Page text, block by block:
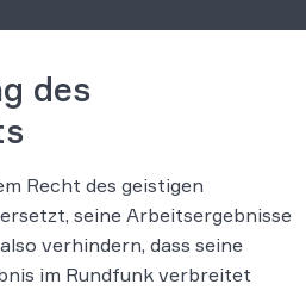
des
Recht des geistigen
seine Arbeitsergebnisse
verhindern, dass seine
im Rundfunk verbreitet